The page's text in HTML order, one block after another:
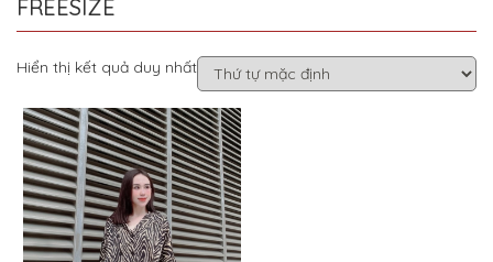
FREESIZE
Hiển thị kết quả duy nhất